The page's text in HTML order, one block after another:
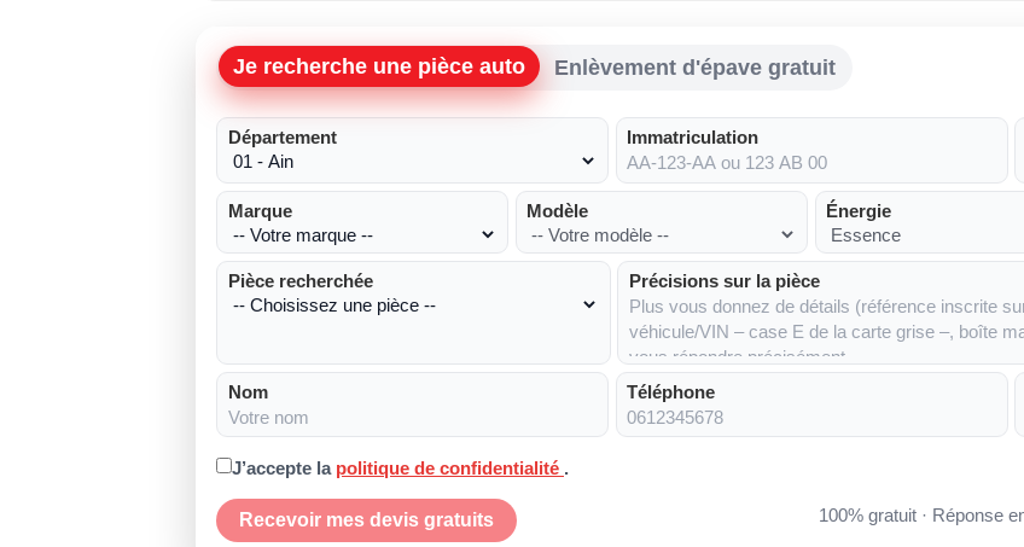
Je recherche une pièce auto Enlèvement d'épave gratuit
Département Immatriculation
Marque Modèle Énergie
Pièce recherchée Précisions sur la pièce
Nom Téléphone
J’accepte la politique de confidentialité .
Recevoir mes devis gratuits 100% gratuit · Réponse